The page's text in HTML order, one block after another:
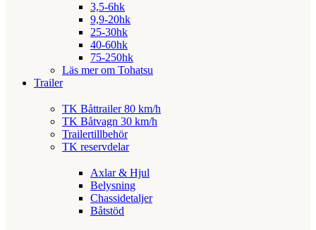
3,5-6hk
9,9-20hk
25-30hk
40-60hk
75-250hk
Läs mer om Tohatsu
Trailer
TK Båttrailer 80 km/h
TK Båtvagn 30 km/h
Trailertillbehör
TK reservdelar
Axlar & Hjul
Belysning
Chassidetaljer
Båtstöd